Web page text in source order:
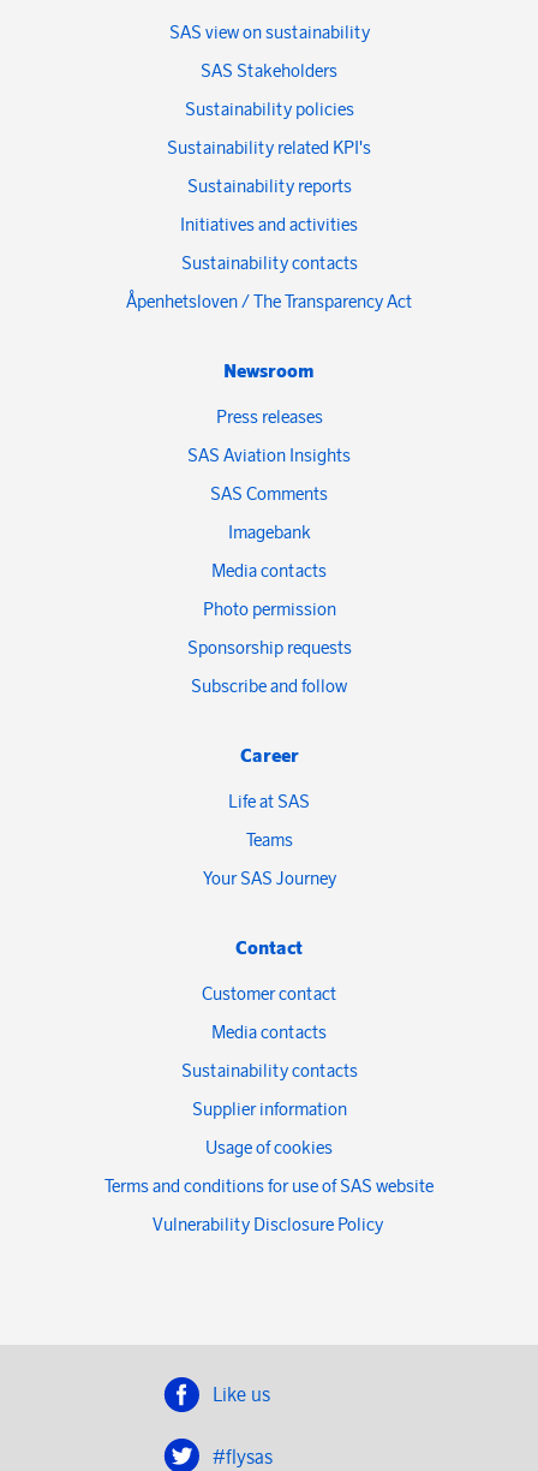
SAS view on sustainability
SAS Stakeholders
Sustainability policies
Sustainability related KPI's
Sustainability reports
Initiatives and activities
Sustainability contacts
Åpenhetsloven / The Transparency Act
Newsroom
Press releases
SAS Aviation Insights
SAS Comments
Imagebank
Media contacts
Photo permission
Sponsorship requests
Subscribe and follow
Career
Life at SAS
Teams
Your SAS Journey
Contact
Customer contact
Media contacts
Sustainability contacts
Supplier information
Usage of cookies
Terms and conditions for use of SAS website
Vulnerability Disclosure Policy
Like us
#flysas